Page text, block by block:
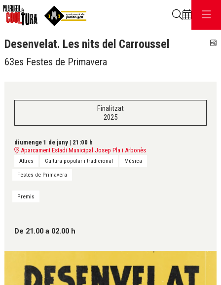
Desenvelat. Les nits del Carroussel
63es Festes de Primavera
Finalitzat
2025
diumenge 1 de juny | 21:00 h
Aparcament Estadi Municipal Josep Pla i Arbonès
Altres Cultura popular i tradicional
Música
Festes de Primavera
Premis
De 21.00 a 02.00 h